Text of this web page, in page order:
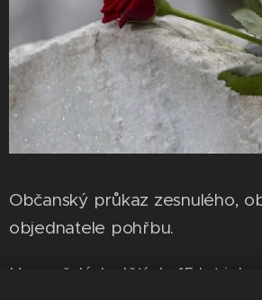
Občanský průkaz zesnulého,
objednatele pohřbu.
U zemřelých dětí do 15 let